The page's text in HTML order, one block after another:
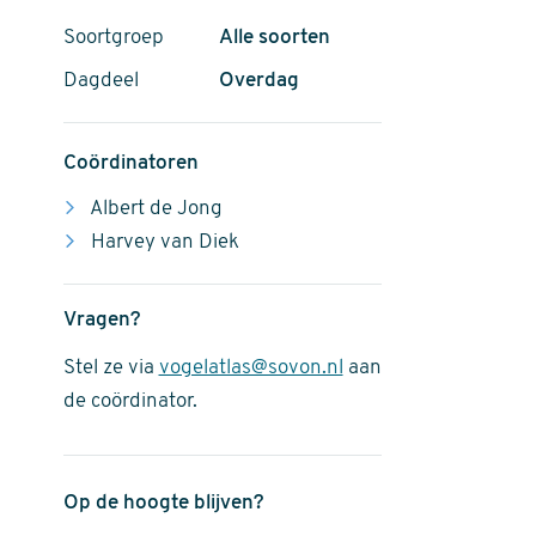
Soortgroep Alle soorten
Dagdeel Overdag
Coördinatoren
Albert de Jong
Harvey van Diek
Vragen?
Stel ze via vogelatlas@sovon.nl
aan
de coördinator.
Op de hoogte blijven?